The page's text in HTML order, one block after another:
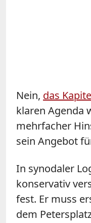
Nein, das
klaren Agenda
mehrfacher
sein Angebot
In synodaler
konservativ
fest. Er muss
dem